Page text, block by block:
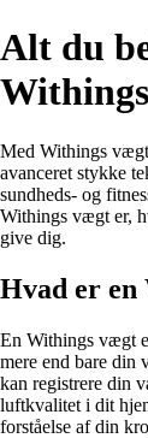
Alt du
Med Withings
avanceret stykke
sundheds- og
Withings vægt er,
give dig.
Hvad er
En Withings vægt
mere end bare din
kan registrere din
luftkvalitet i dit
forståelse af din